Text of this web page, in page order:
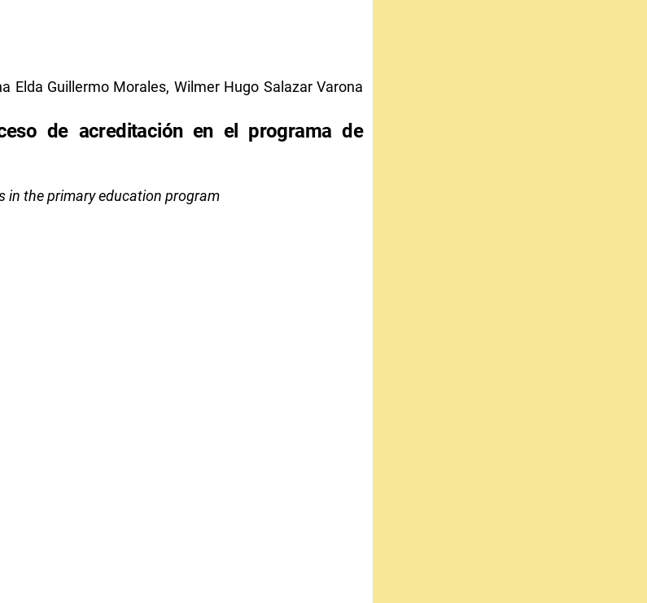
Elda Guillermo Morales, Wilmer Hugo Salazar Varona
de acreditación en el programa de
in the primary education program